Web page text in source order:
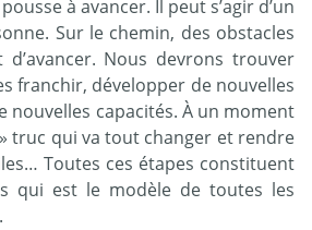
à avancer. Il peut s’agir d’un
Sur le chemin, des obstacles
Nous devrons trouver
franchir, développer de nouvelles
nouvelles capacités. À un moment
truc qui va tout changer et rendre
Toutes ces étapes constituent
qui est le modèle de toutes les